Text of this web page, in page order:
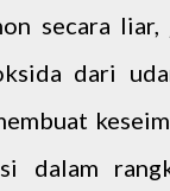
secara
dari
dalam